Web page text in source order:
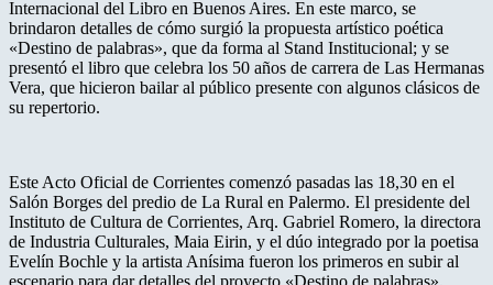
Internacional del Libro en Buenos Aires. En este marco, se
brindaron detalles de cómo surgió la propuesta artístico poética
«Destino de palabras», que da forma al Stand Institucional; y se
presentó el libro que celebra los 50 años de carrera de Las Hermanas
Vera, que hicieron bailar al público presente con algunos clásicos de
su repertorio.
Este Acto Oficial de Corrientes comenzó pasadas las 18,30 en el
Salón Borges del predio de La Rural en Palermo. El presidente del
Instituto de Cultura de Corrientes, Arq. Gabriel Romero, la directora
de Industria Culturales, Maia Eirin, y el dúo integrado por la poetisa
Evelín Bochle y la artista Anísima fueron los primeros en subir al
escenario para dar detalles del proyecto «Destino de palabras»,